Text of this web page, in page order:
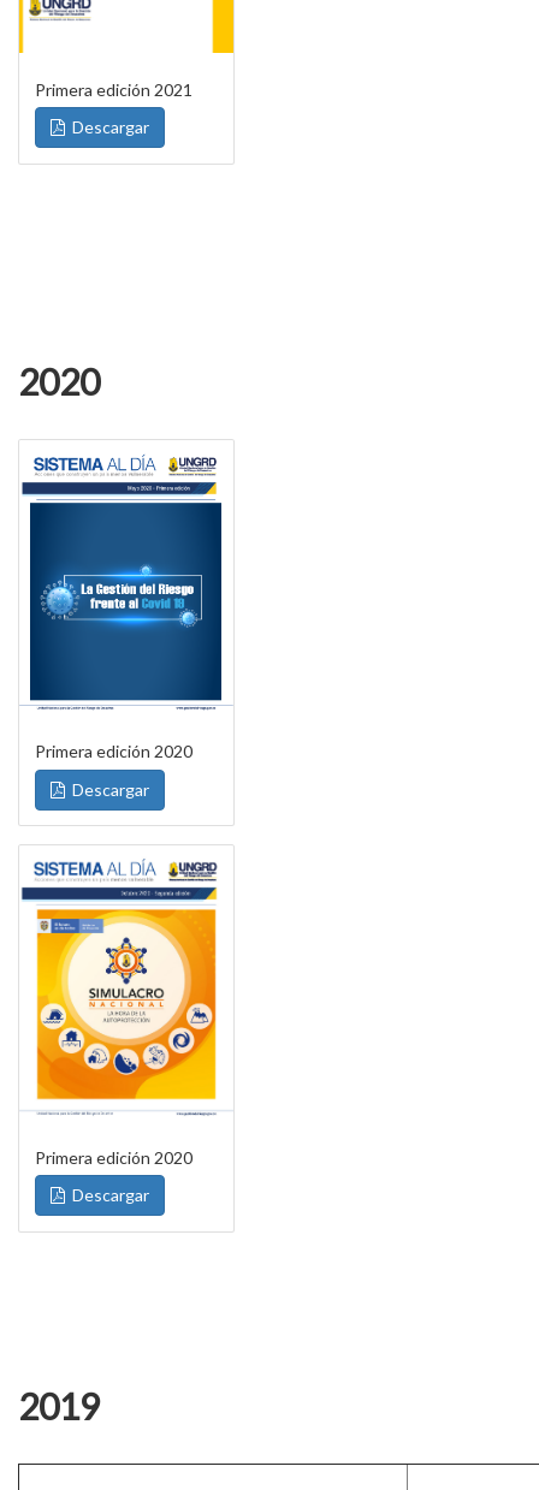
Primera edición 2021
Descargar
2020
Primera edición 2020
Descargar
Primera edición 2020
Descargar
2019